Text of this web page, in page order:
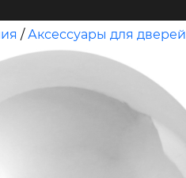
/Аксессуары для дверей